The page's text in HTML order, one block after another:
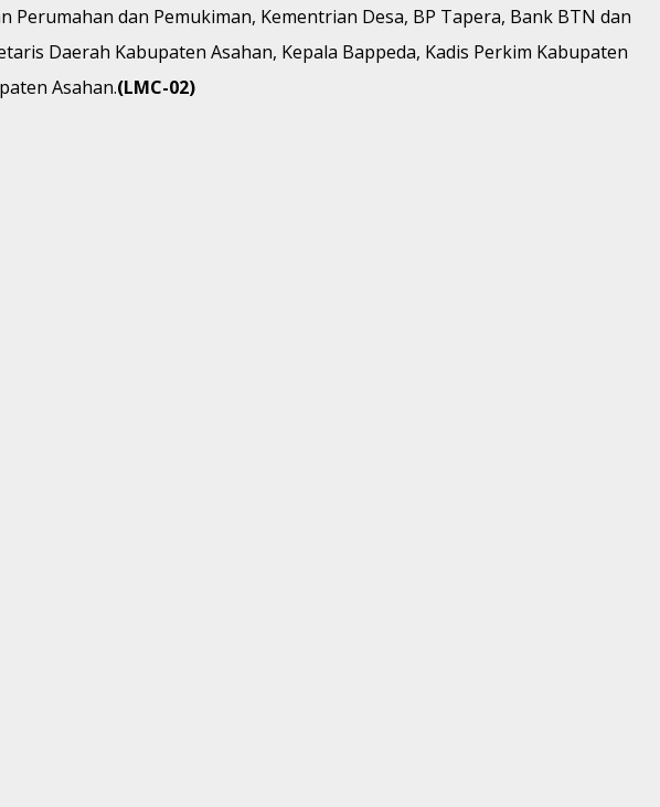
dan Pemukiman, Kementrian Desa, BP Tapera, Bank BTN dan
Daerah Kabupaten Asahan, Kepala Bappeda, Kadis Perkim Kabupaten
Asahan.(LMC-02)